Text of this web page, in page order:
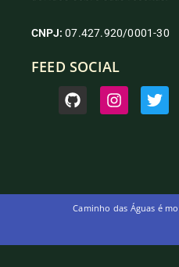
CNPJ: 07.427.920/0001-30
FEED SOCIAL
Caminho das Águas é